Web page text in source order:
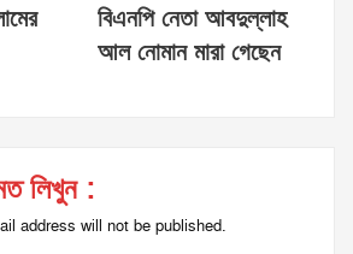
বিএনপি নেতা আবদুল্লাহ
আল নোমান মারা গেছেন
লিখুন :
address will not be published.